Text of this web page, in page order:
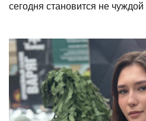
сегодня становится не